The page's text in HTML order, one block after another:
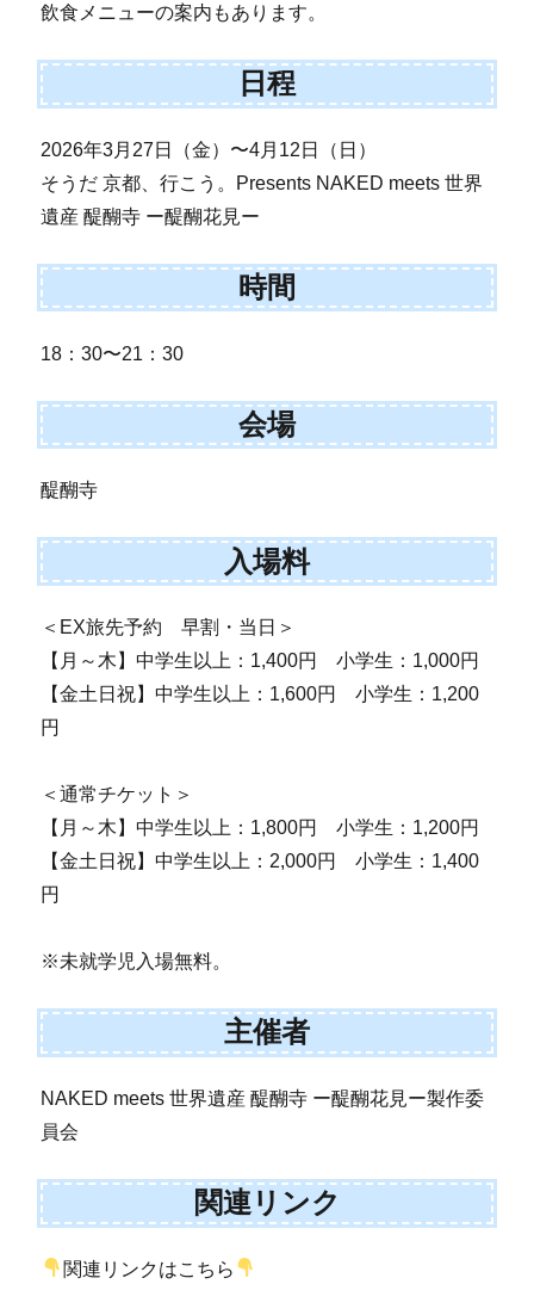
飲食メニューの案内もあります。
日程
2026年3月27日（金）〜4月12日（日）
そうだ 京都、行こう。Presents NAKED meets 世界
遺産 醍醐寺 ー醍醐花見ー
時間
18：30〜21：30
会場
醍醐寺
入場料
＜EX旅先予約 早割・当日＞
【月～木】中学生以上：1,400円 小学生：1,000円
【金土日祝】中学生以上：1,600円 小学生：1,200
円
＜通常チケット＞
【月～木】中学生以上：1,800円 小学生：1,200円
【金土日祝】中学生以上：2,000円 小学生：1,400
円
※未就学児入場無料。
主催者
NAKED meets 世界遺産 醍醐寺 ー醍醐花見ー製作委
員会
関連リンク
関連リンクはこちら